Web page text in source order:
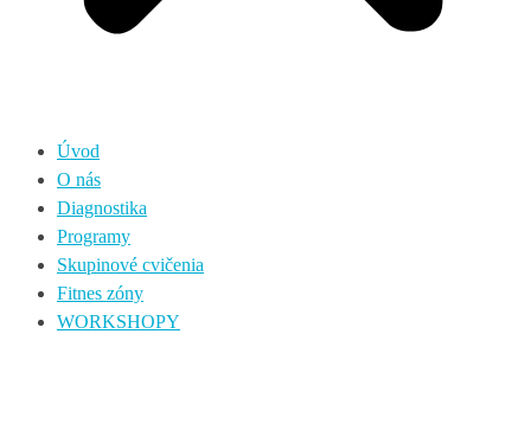
Úvod
O nás
Diagnostika
Programy
Skupinové cvičenia
Fitnes zóny
WORKSHOPY